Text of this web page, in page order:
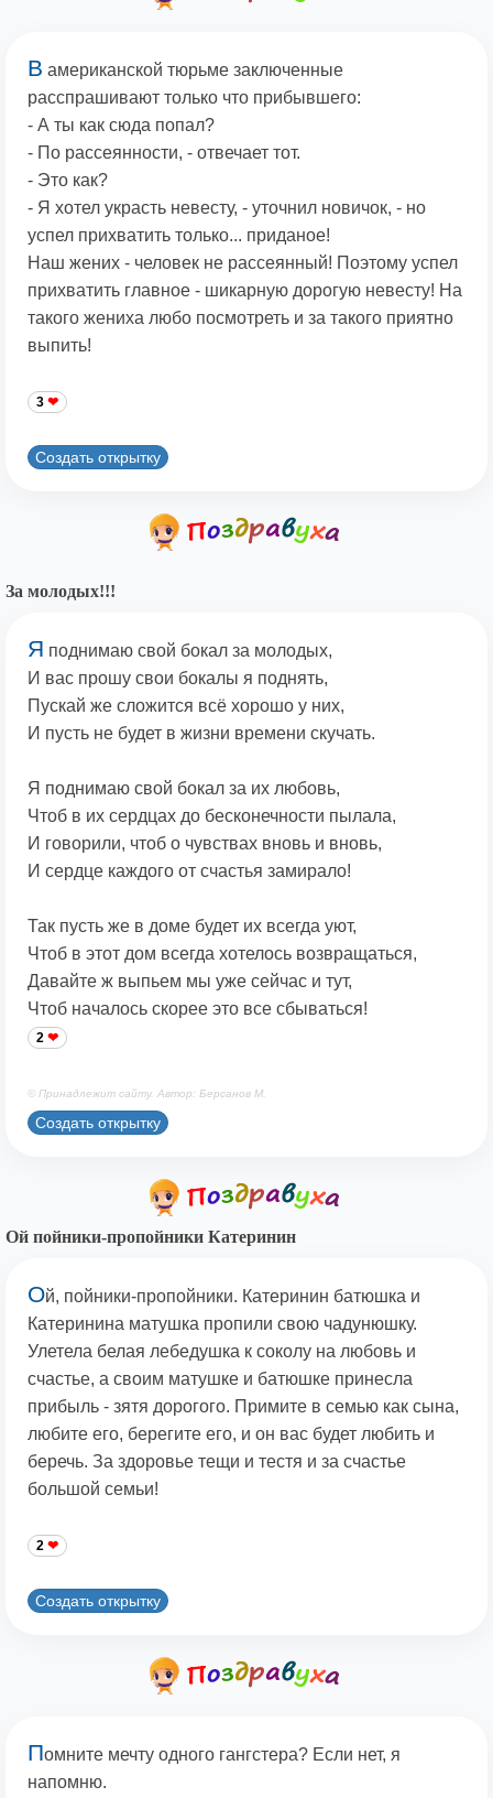
В американской тюрьме заключенные
расспрашивают только что прибывшего:
- А ты как сюда попал?
- По рассеянности, - отвечает тот.
- Это как?
- Я хотел украсть невесту, - уточнил новичок, - но
успел прихватить только... приданое!
Наш жених - человек не рассеянный! Поэтому успел
прихватить главное - шикарную дорогую невесту! На
такого жениха любо посмотреть и за такого приятно
выпить!
3
Создать открытку
За молодых!!!
Я поднимаю свой бокал за молодых,
И вас прошу свои бокалы я поднять,
Пускай же сложится всё хорошо у них,
И пусть не будет в жизни времени скучать.
Я поднимаю свой бокал за их любовь,
Чтоб в их сердцах до бесконечности пылала,
И говорили, чтоб о чувствах вновь и вновь,
И сердце каждого от счастья замирало!
Так пусть же в доме будет их всегда уют,
Чтоб в этот дом всегда хотелось возвращаться,
Давайте ж выпьем мы уже сейчас и тут,
Чтоб началось скорее это все сбываться!
2
© Принадлежит сайту. Автор: Берсанов М.
Создать открытку
Ой пойники-пропойники Катеринин
Ой, пойники-пропойники. Катеринин батюшка и
Катеринина матушка пропили свою чадунюшку.
Улетела белая лебедушка к соколу на любовь и
счастье, а своим матушке и батюшке принесла
прибыль - зятя дорогого. Примите в семью как сына,
любите его, берегите его, и он вас будет любить и
беречь. За здоровье тещи и тестя и за счастье
большой семьи!
2
Создать открытку
Помните мечту одного гангстера? Если нет, я
напомню.